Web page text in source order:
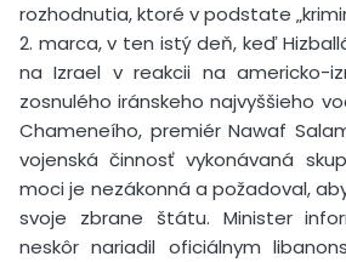
rozhodnutia, ktoré v podstate
2. marca, v ten istý deň, keď
na Izrael v reakcii na americko-
zosnulého iránskeho najvyššieho
Chameneího, premiér Nawaf
vojenská činnosť vykonávaná
moci je nezákonná a požadoval,
svoje zbrane štátu. Minister
neskôr nariadil oficiálnym